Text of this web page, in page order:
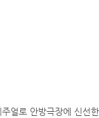
주얼로 안방극장에 신선